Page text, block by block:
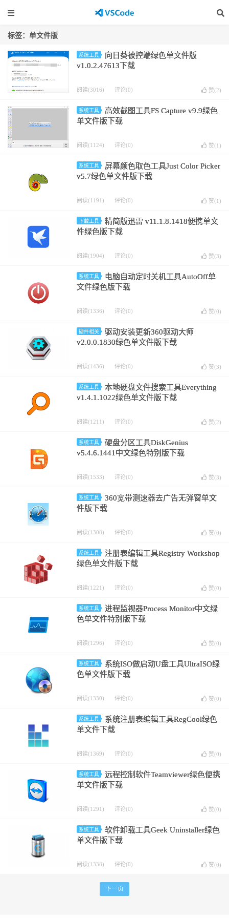
标签：单文件版
系统工具
向日葵被控端绿色单文件版
v1.0.2.47613下载
阅读(3016) 评论(0) 赞(2)
系统工具
高效截图工具FS Capture v9.9绿色
单文件版下载
阅读(1124) 评论(0) 赞(1 )
系统工具
屏幕颜色取色工具Just Color Picker
v5.7绿色单文件版下载
阅读(1191) 评论(0) 赞(1 )
下载工具
精简版迅雷 v11.1.8.1418便携单文
件绿色版下载
阅读(1904) 评论(0) 赞(3)
系统工具
电脑自动定时关机工具AutoOff单
文件绿色版下载
阅读(1336) 评论(0) 赞(0)
硬件相关
驱动安装更新360驱动大师
v2.0.0.1830绿色单文件版下载
阅读(1436) 评论(0) 赞(3)
系统工具
本地硬盘文件搜索工具Everything
v1.4.1.1022绿色单文件版下载
阅读(1211) 评论(0) 赞(2)
系统工具
硬盘分区工具DiskGenius
v5.4.6.1441中文绿色特别版下载
阅读(1533) 评论(0) 赞(3)
系统工具
360宽带测速器去广告无弹窗单文
件版下载
阅读(1308) 评论(0) 赞(0)
系统工具
注册表编辑工具Registry Workshop
绿色单文件版下载
阅读(1221) 评论(0) 赞(0)
系统工具
进程监视器Process Monitor中文绿
色单文件特别版下载
阅读(1296) 评论(0) 赞(0)
系统工具
系统ISO做启动U盘工具UltraISO绿
色单文件版下载
阅读(1330) 评论(0) 赞(0)
系统工具
系统注册表编辑工具RegCool绿色
单文件下载
阅读(1369) 评论(0) 赞(0)
系统工具
远程控制软件Teamviewer绿色便携
单文件版下载
阅读(1291) 评论(0) 赞(0)
系统工具
软件卸载工具Geek Uninstaller绿色
单文件版下载
阅读(1338) 评论(0) 赞(0)
下一页